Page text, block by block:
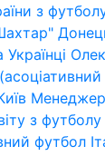
з
Українці
з футболу
футбол